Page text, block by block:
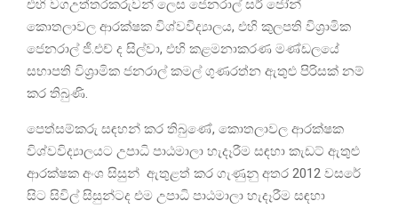
එහි වගඋත්තරකරුවන් ලෙස ජෙනරාල් සර් ජෝන්
කොතලාවල ආරක්ෂක විශ්වවිද්‍යාලය, එහි කුලපති විශ්‍රාමික
ජෙනරාල් ජී.එච් ද සිල්වා, එහි කළමනාකරණ මණ්ඩලයේ
සභාපති විශ්‍රාමික ජනරාල් කමල් ගුණරත්න ඇතුළු පිරිසක් නම්
කර තිබුණි.
පෙත්සම්කරු සඳහන් කර තිබුණේ, කොතලාවල ආරක්ෂක
විශ්වවිද්‍යාලයට උපාධි පාඨමාලා හැදෑරීම සඳහා කැඩට් ඇතුළු
ආරක්ෂක අංශ සිසුන් ඇතුළත් කර ගැණුනු අතර 2012 වසරේ
සිට සිවිල් සිසුන්ටද එම උපාධි පාඨමාලා හැදෑරීම සඳහා